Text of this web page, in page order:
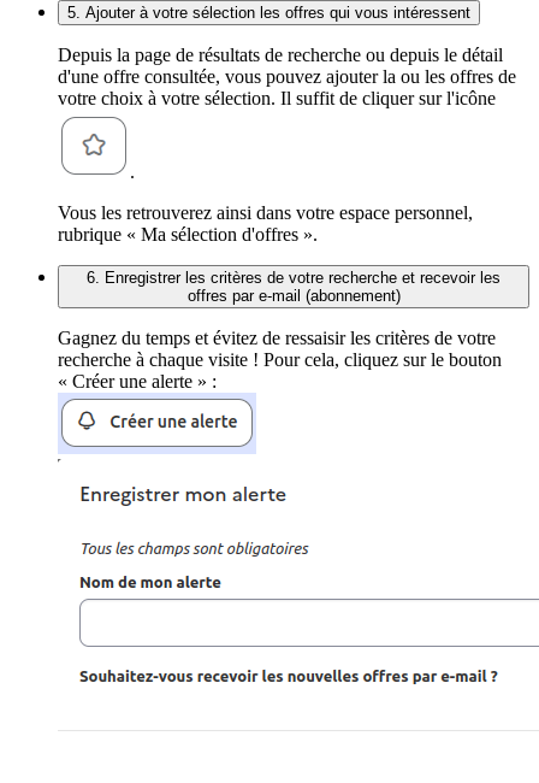
5. Ajouter à votre sélection les offres qui vous intéressent
Depuis la page de résultats de recherche ou depuis le détail
d'une offre consultée, vous pouvez ajouter la ou les offres de
votre choix à votre sélection. Il suffit de cliquer sur l'icône
.
Vous les retrouverez ainsi dans votre espace personnel,
rubrique « Ma sélection d'offres ».
6. Enregistrer les critères de votre recherche et recevoir les
offres par e-mail (abonnement)
Gagnez du temps et évitez de ressaisir les critères de votre
recherche à chaque visite ! Pour cela, cliquez sur le bouton
« Créer une alerte » :